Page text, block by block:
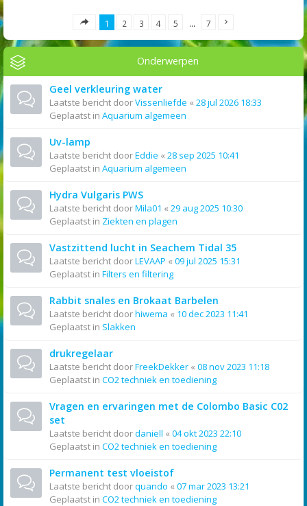
1 2 3 4 5 … 7
Onderwerpen
Geel verkleuring water
Laatste bericht doorVissenliefde « 28 jul 2026 18:33
Geplaatst in Aquarium algemeen
Uv-lamp
Laatste bericht doorEddie « 28 sep 2025 10:41
Geplaatst in Aquarium algemeen
Hydra Vulgaris PWS
Laatste bericht doorMila01 « 29 aug 2025 10:30
Geplaatst in Ziekten en plagen
Vastzittend lucht in Seachem Tidal 35
Laatste bericht doorLEVAAP « 09 jul 2025 15:31
Geplaatst in Filters en filtering
Rabbit snales en Brokaat Barbelen
Laatste bericht doorhiwema « 10 dec 2023 11:41
Geplaatst in Slakken
drukregelaar
Laatste bericht doorFreekDekker « 08 nov 2023 11:18
Geplaatst in CO2 techniek en toediening
Vragen en ervaringen met de Colombo Basic C02
set
Laatste bericht doordaniell « 04 okt 2023 22:10
Geplaatst in CO2 techniek en toediening
Permanent test vloeistof
Laatste bericht doorquando « 07 mar 2023 13:21
Geplaatst in CO2 techniek en toediening